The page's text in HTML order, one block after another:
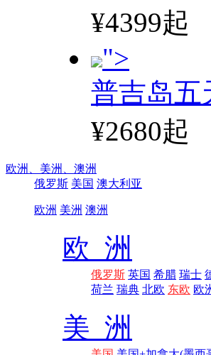
¥4399起
">
普吉岛五
¥2680起
欧洲、 美洲、 澳洲
俄罗斯 美国 澳大利亚
欧洲 美洲 澳洲
欧 洲
俄罗斯 英国 希腊 瑞士
荷兰 瑞典 北欧 东欧 欧
美 洲